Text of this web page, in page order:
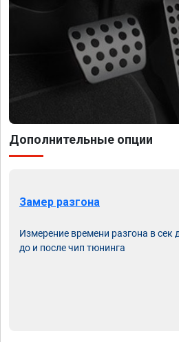
Дополнительные опции
Замер разгона
Измерение времени разгона в сек
до и после чип тюнинга